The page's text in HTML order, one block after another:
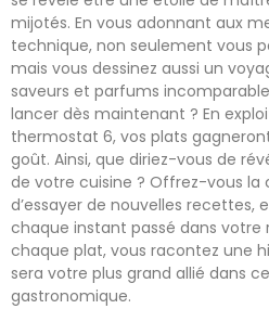
mijotés. En vous adonnant aux
technique, non seulement vous
mais vous dessinez aussi un
saveurs et parfums
lancer dès maintenant ? En
thermostat 6, vos plats
goût. Ainsi, que diriez-vous de
de votre cuisine ? Offrez-vous la
d’essayer de nouvelles recettes,
chaque instant passé dans votre
chaque plat, vous racontez une
sera votre plus grand allié dans
gastronomique.